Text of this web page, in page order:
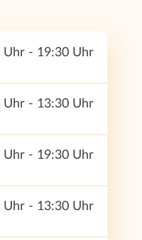
Uhr - 19:30 Uhr
Uhr - 13:30 Uhr
Uhr - 19:30 Uhr
Uhr - 13:30 Uhr